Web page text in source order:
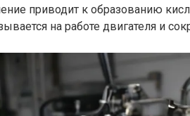
приводит к образованию
на работе двигателя и